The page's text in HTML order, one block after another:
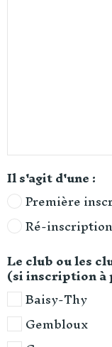
Il s'agit d'une :
Première
Ré-inscription
Le club ou les
(si inscription à
Baisy-Thy
Gembloux